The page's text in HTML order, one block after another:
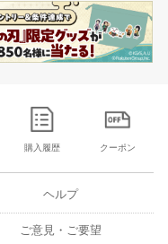
購入履歴 クーポン
ヘルプ
ご意見・ご要望